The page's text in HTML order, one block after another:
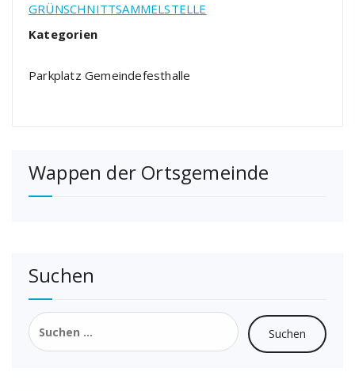
GRÜNSCHNITTSAMMELSTELLE
Kategorien
Parkplatz Gemeindefesthalle
Wappen der Ortsgemeinde
Suchen
Suchen
nach: